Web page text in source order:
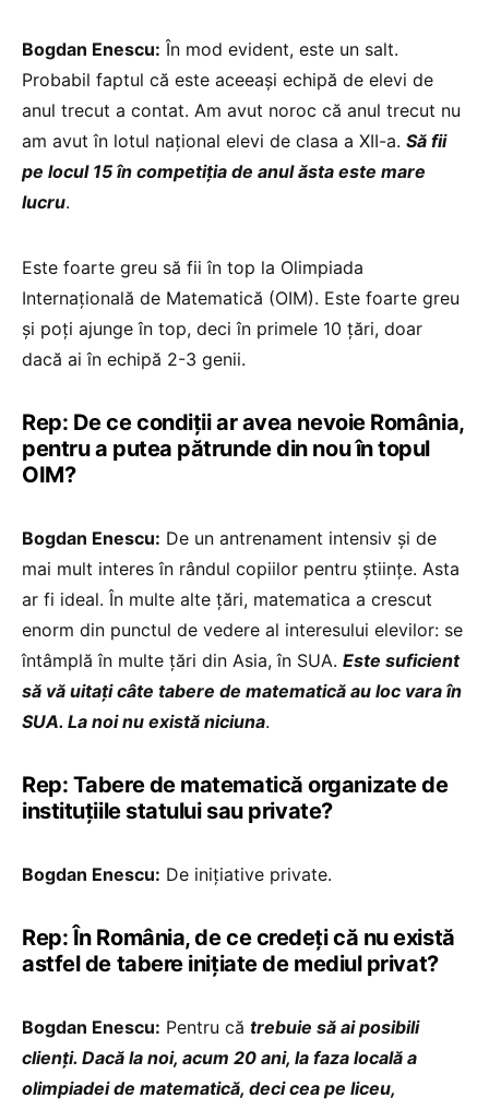
Bogdan Enescu: În mod evident, este un salt.
Probabil faptul că este aceeași echipă de elevi de
anul trecut a contat. Am avut noroc că anul trecut nu
am avut în lotul național elevi de clasa a XII-a. Să fii
pe locul 15 în competiția de anul ăsta este mare
lucru.
Este foarte greu să fii în top la Olimpiada
Internațională de Matematică (OIM). Este foarte greu
și poți ajunge în top, deci în primele 10 țări, doar
dacă ai în echipă 2-3 genii.
Rep: De ce condiții ar avea nevoie România,
pentru a putea pătrunde din nou în topul
OIM?
Bogdan Enescu: De un antrenament intensiv și de
mai mult interes în rândul copiilor pentru științe. Asta
ar fi ideal. În multe alte țări, matematica a crescut
enorm din punctul de vedere al interesului elevilor: se
întâmplă în multe țări din Asia, în SUA. Este suficient
să vă uitați câte tabere de matematică au loc vara în
SUA. La noi nu există niciuna.
Rep: Tabere de matematică organizate de
instituțiile statului sau private?
Bogdan Enescu: De inițiative private.
Rep: În România, de ce credeți că nu există
astfel de tabere inițiate de mediul privat?
Bogdan Enescu: Pentru că trebuie să ai posibili
clienți. Dacă la noi, acum 20 ani, la faza locală a
olimpiadei de matematică, deci cea pe liceu,